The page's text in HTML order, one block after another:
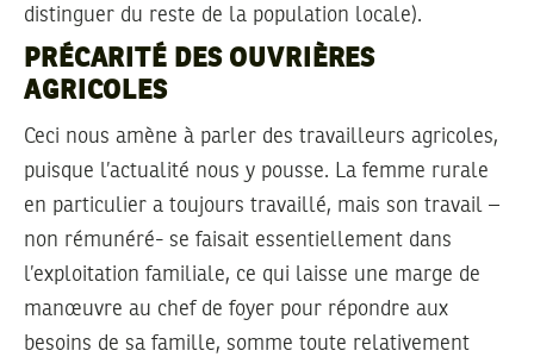
distinguer du reste de la population locale).
PRÉCARITÉ DES OUVRIÈRES
AGRICOLES
Ceci nous amène à parler des travailleurs agricoles,
puisque l’actualité nous y pousse. La femme rurale
en particulier a toujours travaillé, mais son travail –
non rémunéré- se faisait essentiellement dans
l’exploitation familiale, ce qui laisse une marge de
manœuvre au chef de foyer pour répondre aux
besoins de sa famille, somme toute relativement